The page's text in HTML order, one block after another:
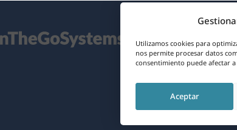
Utilizamos cookies para
nos permite procesar datos
consentimiento puede afectar
Aceptar